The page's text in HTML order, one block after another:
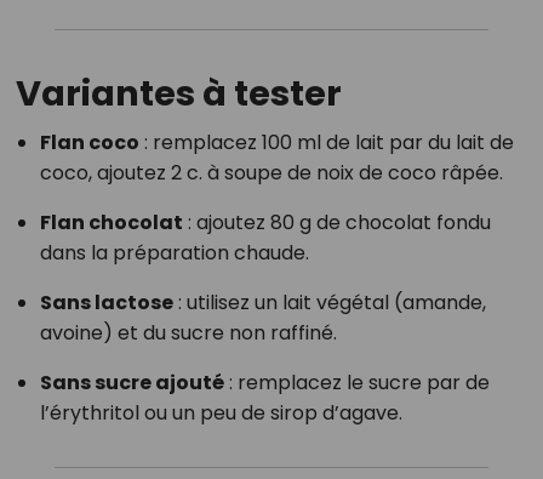
Variantes à tester
Flan coco : remplacez 100 ml de lait par du lait de
coco, ajoutez 2 c. à soupe de noix de coco râpée.
Flan chocolat : ajoutez 80 g de chocolat fondu
dans la préparation chaude.
Sans lactose: utilisez un lait végétal (amande,
avoine) et du sucre non raffiné.
Sans sucre ajouté: remplacez le sucre par de
l’érythritol ou un peu de sirop d’agave.